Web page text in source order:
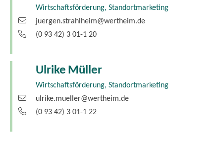
Wirtschaftsförderung, Standortmarketing
juergen.strahlheim@wertheim.de
(0 93 42) 3 01-1 20
Ulrike Müller
Wirtschaftsförderung, Standortmarketing
ulrike.mueller@wertheim.de
(0 93 42) 3 01-1 22